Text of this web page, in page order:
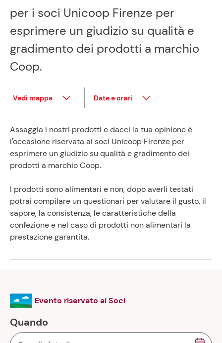
per i soci Unicoop Firenze per
esprimere un giudizio su qualità e
gradimento dei prodotti a marchio
Coop.
Vedi mappa Date e orari
Assaggia i nostri prodotti e dacci la tua opinione è
l'occasione riservata ai soci Unicoop Firenze per
esprimere un giudizio su qualità e gradimento dei
prodotti a marchio Coop.
I prodotti sono alimentari e non, dopo averli testati
potrai compilare un questionari per valutare il gusto, il
sapore, la consistenza, le caratteristiche della
confezione e nel caso di prodotti non alimentari la
prestazione garantita.
Evento riservato ai Soci
Quando
Scegli data